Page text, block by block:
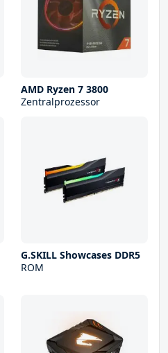
AMD Ryzen 7 3800
Zentralprozessor
G.SKILL Showcases DDR5
ROM